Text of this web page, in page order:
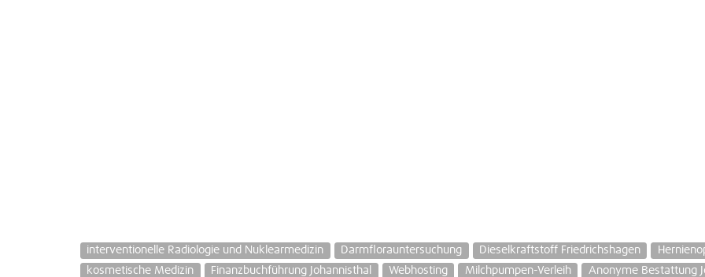
interventionelle Radiologie und Nuklearmedizin Darmflorauntersuchung Dieselkraftstoff Friedrichshagen
kosmetische Medizin
Finanzbuchführung Johannisthal Webhosting Milchpumpen-Verleih Anonyme Bestattung